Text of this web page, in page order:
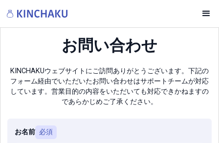
お問い合わせ
KINCHAKUウェブサイトにご訪問ありがとうございます。下記の
フォーム経由でいただいたお問い合わせはサポートチームが対応
しています。営業目的の内容をいただいても対応できかねますの
であらかじめご了承ください。
お名前 必須